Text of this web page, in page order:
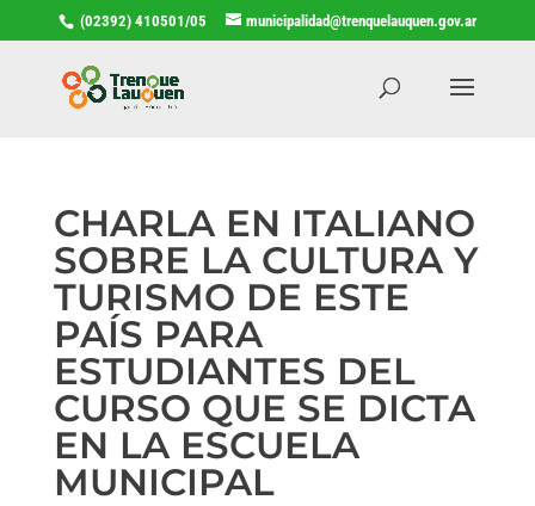
(02392) 410501/05 municipalidad@trenquelauquen.gov.ar
CHARLA EN ITALIANO
SOBRE LA CULTURA Y
TURISMO DE ESTE
PAÍS PARA
ESTUDIANTES DEL
CURSO QUE SE DICTA
EN LA ESCUELA
MUNICIPAL